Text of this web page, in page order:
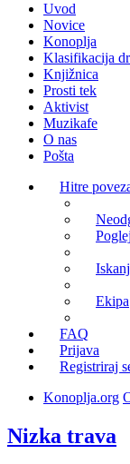
Uvod
Novice
Konoplja
Klasifikacija
Knjižnica
Prosti tek
Aktivist
Muzikafe
O nas
Pošta
Hitre
Ekipa
FAQ
Prijava
Registriraj
Konoplja.org
Nizka trava